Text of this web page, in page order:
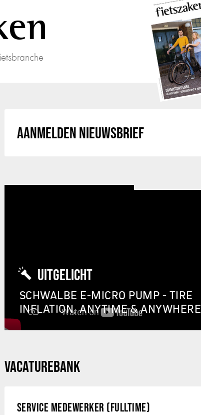
AANMELDEN NIEUWSBRIEF
UITGELICHT
SCHWALBE E-MICRO PUMP - TIRE
INFLATION, ANYTIME & ANYWHERE
VACATUREBANK
SERVICE MEDEWERKER (FULLTIME)